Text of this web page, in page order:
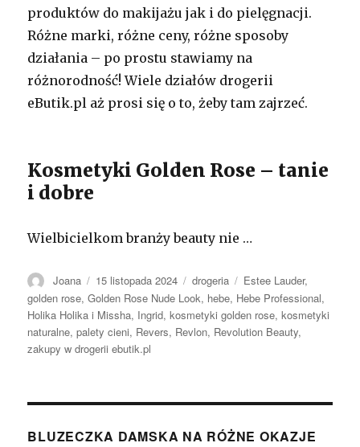
produktów do makijażu jak i do pielęgnacji.
Różne marki, różne ceny, różne sposoby
działania – po prostu stawiamy na
różnorodność! Wiele działów drogerii
eButik.pl aż prosi się o to, żeby tam zajrzeć.
Kosmetyki Golden Rose – tanie
i dobre
Wielbicielkom branży beauty nie …
Autor
Joana Opublikowano
15 listopada 2024 Kategorie
drogeria Tagi
Estee Lauder,
golden rose,Golden Rose Nude Look, hebe, Hebe Professional,
Holika Holika i Missha, Ingrid,kosmetyki golden rose,kosmetyki
naturalne,palety cieni, Revers, Revlon, Revolution Beauty,
zakupy w drogerii ebutik.pl
BLUZECZKA DAMSKA NA RÓŻNE OKAZJE